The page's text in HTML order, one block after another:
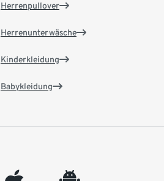
Herrenpullover
Herrenunterwäsche
Kinderkleidung
Babykleidung